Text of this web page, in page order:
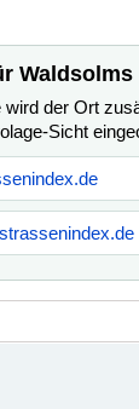
Waldsolms
der Ort
Sicht